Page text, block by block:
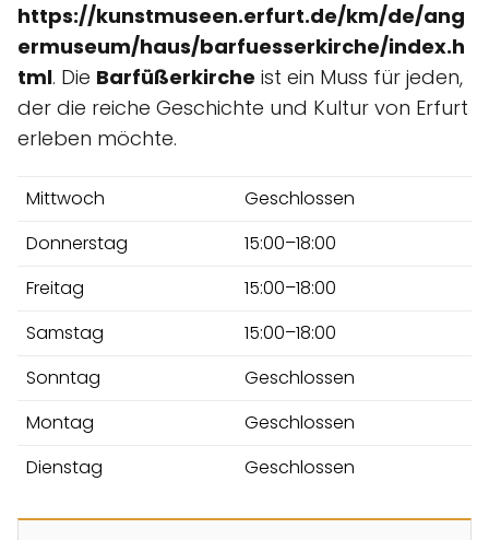
https://kunstmuseen.erfurt.de/km/de/ang
ermuseum/haus/barfuesserkirche/index.h
tml. Die Barfüßerkirche ist ein Muss für jeden,
der die reiche Geschichte und Kultur von Erfurt
erleben möchte.
Mittwoch
Geschlossen
Donnerstag
15:00–18:00
Freitag
15:00–18:00
Samstag
15:00–18:00
Sonntag
Geschlossen
Montag
Geschlossen
Dienstag
Geschlossen